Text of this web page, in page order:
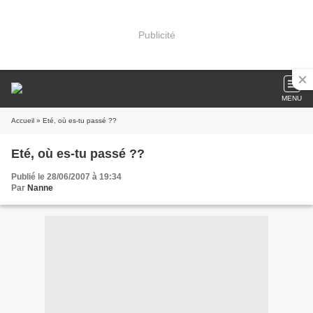
Publicité
MENU
Accueil » Eté, où es-tu passé ??
Eté, où es-tu passé ??
Publié le 28/06/2007 à 19:34
Par Nanne